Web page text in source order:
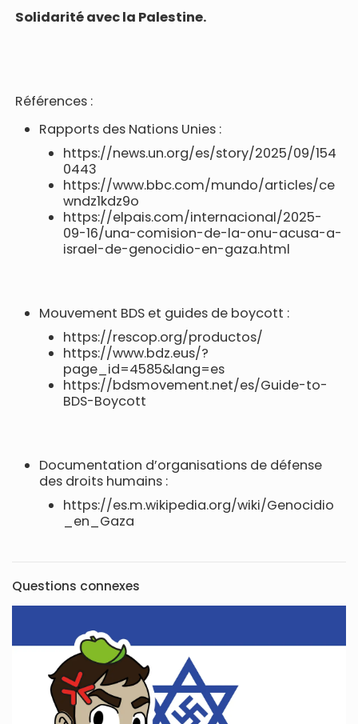
Solidarité avec la Palestine.
Références :
Rapports des Nations Unies :
https://news.un.org/es/story/2025/09/154
0443
https://www.bbc.com/mundo/articles/ce
wndz1kdz9o
https://elpais.com/internacional/2025-
09-16/una-comision-de-la-onu-acusa-a-
israel-de-genocidio-en-gaza.html
Mouvement BDS et guides de boycott :
https://rescop.org/productos/
https://www.bdz.eus/?
page_id=4585&lang=es
https://bdsmovement.net/es/Guide-to-
BDS-Boycott
Documentation d’organisations de défense
des droits humains :
https://es.m.wikipedia.org/wiki/Genocidio
_en_Gaza
Questions connexes